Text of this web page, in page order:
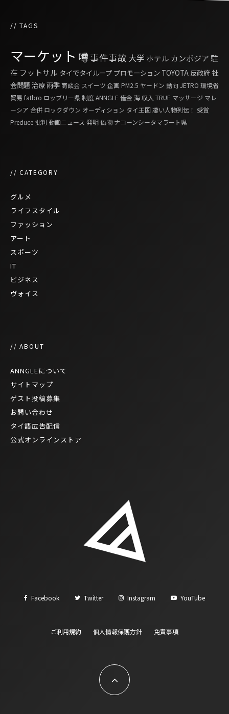
// TAGS
マーケット 噂事件事故 大学 ホテル カンボジア 駐
在 フットサル タイでタイループ プロモーション TOYOTA 反政府社
会問題 治療雨季商談会 スイーツ 企画 PM2.5 ヤードン 動向JETRO 環境省
貿易 fatbro ロッブリー県制度ANNGLE 借金 海収入 TRUE マッサージ マレ
ーシア 合併 ロックダウン オーディション タイ王国 凄い人物列伝！ 受賞
Preduce批判 動画ニュース 発明偽物 ナコーンシータマラート県
// CATEGORY
グルメ
ライフスタイル
ファッション
アート
スポーツ
IT
ビジネス
ヴォイス
// ABOUT
ANNGLEについて
サイトマップ
ゲスト投稿募集
お問い合わせ
タイ語広告配信
公式オンラインストア
Facebook Twitter Instagram YouTube
ご利用規約 個人情報保護方針 免責事項